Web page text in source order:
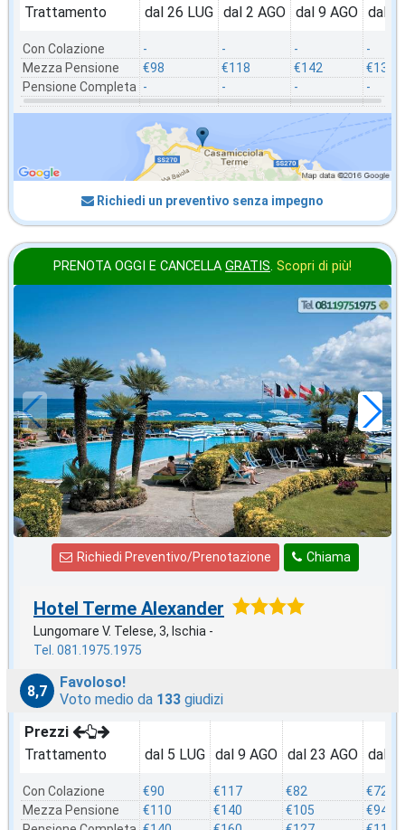
Trattamento
Con Colazione
Mezza Pensione
Pensione Completa
dal 26 LUG
-
€98
-
dal 2 AGO
-
€118
-
dal 9 AGO
-
€142
-
dal
-
€135
-
Richiedi un preventivo senza impegno
PRENOTA OGGI E CANCELLA GRATIS. Scopri di più!
agosto
in offerta da
€72,00
a notte
Chiama
Richiedi Preventivo/Prenotazione
Hotel Terme Alexander
Lungomare V. Telese, 3, Ischia -
Tel. 081.1975.1975
8,7
Favoloso!
Voto medio da 133 giudizi
Prezzi
Trattamento
Con Colazione
Mezza Pensione
dal 5 LUG
€90
€110
dal 9 AGO
€117
€140
dal 23 AGO
€82
€105
dal
€72
€94